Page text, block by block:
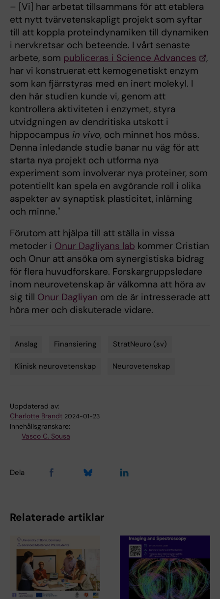
– [Vi] har arbetat tillsammans för att etablera
ett nytt tvärvetenskapligt projekt som syftar
till att koppla proteindynamiken till dynamiken
i nervkretsar och beteende. I vårt senaste
arbete, som publiceras i Science Advances
,
har vi konstruerat ett kemogenetiskt enzym
som kan fjärrstyras med en inert molekyl. I
den här studien kunde vi, genom att
kontrollera aktiviteten i enzymet, styra
utvidgningen av dendritiska utskott i
hippocampus in vivo, och minnet hos möss.
Denna inledande studie banar nu väg för att
starta nya projekt och utforma nya
experiment som involverar nya proteiner, som
potentiellt kan spela en avgörande roll i olika
aspekter av synaptisk plasticitet, inlärning
och minne."
Förutom att hjälpa till att ställa in vissa
metoder i Onur Dagliyans lab kommer Cristian
och Onur att ansöka om synergistiska bidrag
för flera huvudforskare. Forskargruppsledare
inom neurovetenskap är välkomna att höra av
sig till Onur Dagliyan om de är intresserade att
höra mer och diskuterade vidare.
Anslag Finansiering StratNeuro (sv)
Klinisk neurovetenskap Neurovetenskap
Uppdaterad av:
Charlotte Brandt 2024-01-23
Innehållsgranskare:
Vasco C. Sousa
Dela
Relaterade artiklar